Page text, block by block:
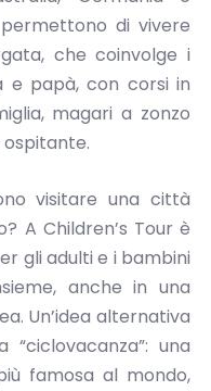
di vivere
che coinvolge i
e papà, con corsi in
magari a zonzo
visitare una città
A Children’s Tour è
gli adulti e i bambini
anche in una
Un’idea alternativa
una
famosa al mondo,